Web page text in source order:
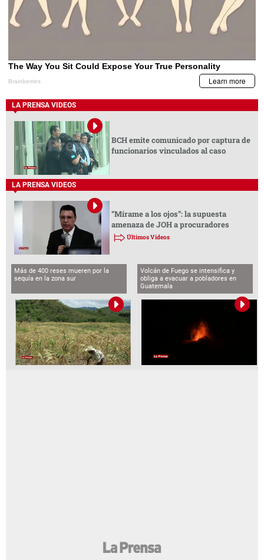
LA PRENSA VIDEOS
BCH emite comunicado por captura de
funcionarios vinculados al caso
LA PRENSA VIDEOS
“Mírame a los ojos”: la supuesta
amenaza de JOH a procuradores
Últimos Videos
Más de 400 reses mueren por la
sequía en la zona sur
Volcán de Fuego se intensifica y
obliga a evacuar a pobladores en
Guatemala